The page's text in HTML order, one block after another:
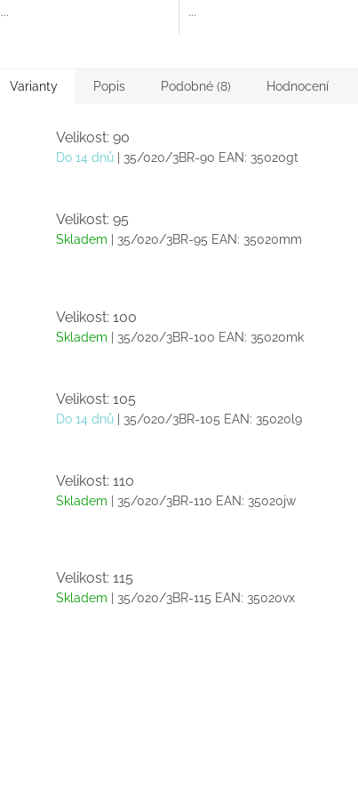
... ...
Varianty Popis Podobné (8) Hodnocení
Velikost: 90
Do 14 dnů | 35/020/3BR-90 EAN: 35020gt
Velikost: 95
Skladem | 35/020/3BR-95 EAN: 35020mm
Velikost: 100
Skladem | 35/020/3BR-100 EAN: 35020mk
Velikost: 105
Do 14 dnů | 35/020/3BR-105 EAN: 35020l9
Velikost: 110
Skladem | 35/020/3BR-110 EAN: 35020jw
Velikost: 115
Skladem | 35/020/3BR-115 EAN: 35020vx